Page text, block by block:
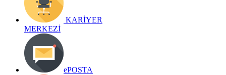
KARİYER
MERKEZİ
ePOSTA